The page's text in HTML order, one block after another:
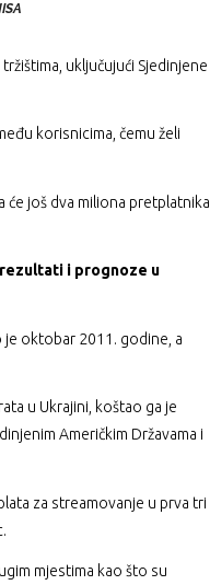
uključujući Sjedinjene
korisnicima, čemu želi
još dva miliona pretplatnika
i prognoze u
oktobar 2011. godine, a
u Ukrajini, koštao ga je
Američkim Državama i
za streamovanje u prva tri
mjestima kao što su